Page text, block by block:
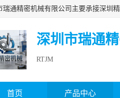
深圳市瑞通
RTJM
首页 产品中心